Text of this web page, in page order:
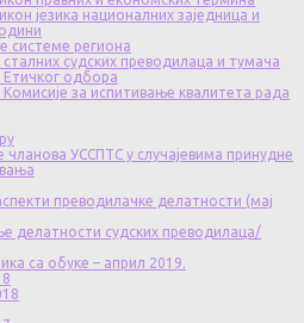
језика националних заједница и
системе региона
судских преводилаца и тумача
Етичког одбора
за испитивање квалитета рада
чланова УССПТС у случајевима принудне
преводилачке делатности (мај
делатности судских преводилаца/
са обуке – април 2019.